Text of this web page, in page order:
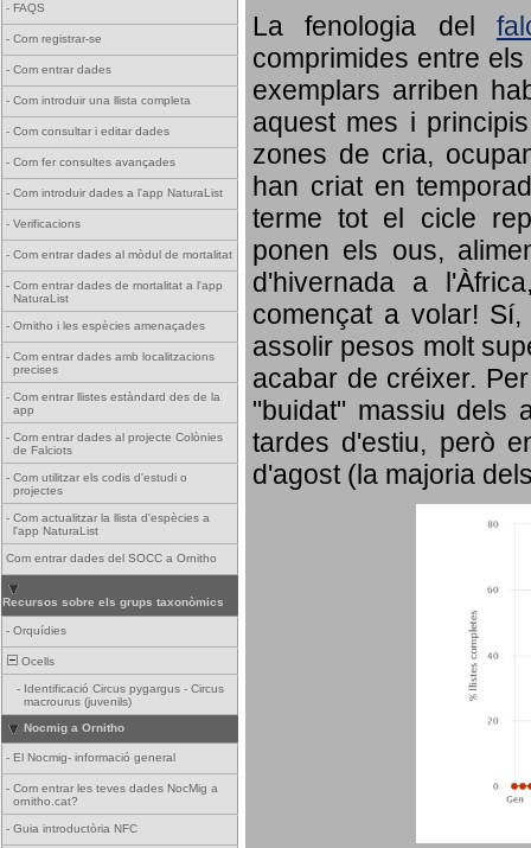
- FAQS
- Com registrar-se
- Com entrar dades
- Com introduir una llista completa
- Com consultar i editar dades
- Com fer consultes avançades
- Com introduir dades a l'app NaturaList
- Verificacions
- Com entrar dades al mòdul de mortalitat
- Com entrar dades de mortalitat a l'app
NaturaList
- Ornitho i les espècies amenaçades
- Com entrar dades amb localitzacions
precises
- Com entrar llistes estàndard des de la
app
- Com entrar dades al projecte Colònies
de Falciots
- Com utilitzar els codis d'estudi o
projectes
- Com actualitzar la llista d'espècies a
l'app NaturaList
Com entrar dades del SOCC a Ornitho
Recursos sobre els grups taxonòmics
- Orquídies
Ocells
- Identificació Circus pygargus - Circus
macrourus (juvenils)
Nocmig a Ornitho
- El Nocmig- informació general
- Com entrar les teves dades NocMig a
ornitho.cat?
- Guia introductòria NFC
La fenologia del
comprimides entre
exemplars arriben
aquest mes i
zones de cria,
han criat en
terme tot el cicle
ponen els ous,
d'hivernada a
començat a volar!
assolir pesos molt
acabar de créixer.
"buidat" massiu dels
tardes d'estiu, però
d'agost (la majoria